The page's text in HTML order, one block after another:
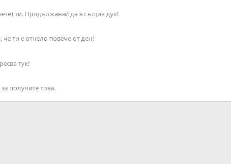
ти. Продължавай да в същия дух!
ти е отнело повече от ден!
тук!
получите това.